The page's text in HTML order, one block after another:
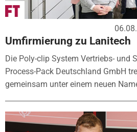
Umfirmierung zu Lanitech
Die Poly-clip System Vertriebs- und
Process-Pack Deutschland GmbH
gemeinsam unter einem neuen